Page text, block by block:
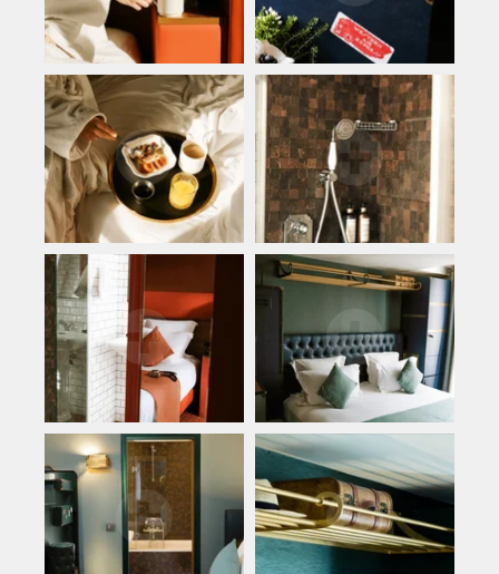
Les offres & packages
La galerie photos
Nos engagements
Contact & accès
E-conciergerie
FAQ
Réservez